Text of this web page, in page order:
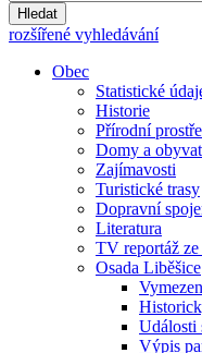
Hledat
rozšířené vyhledávání
Obec
Statistické
Historie
Přírodní
Domy a
Zajímavosti
Turistické trasy
Dopravní
Literatura
TV reportáž
Osada Liběšice
Události
Výpis